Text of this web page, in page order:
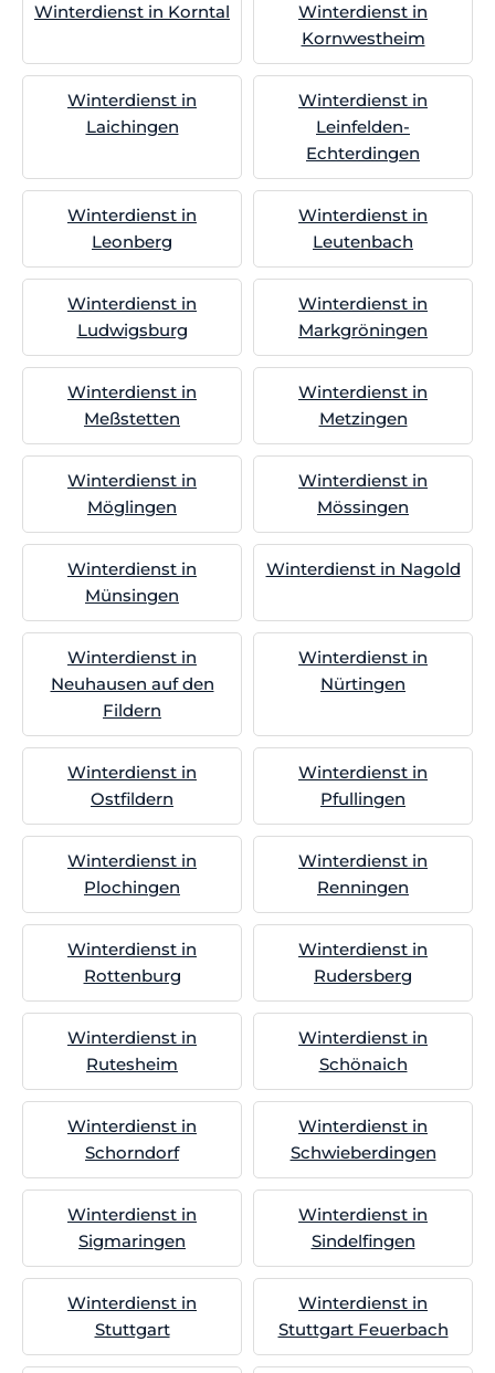
Winterdienst in Korntal
Winterdienst in
Kornwestheim
Winterdienst in
Laichingen
Winterdienst in
Leinfelden-
Echterdingen
Winterdienst in
Leonberg
Winterdienst in
Leutenbach
Winterdienst in
Ludwigsburg
Winterdienst in
Markgröningen
Winterdienst in
Meßstetten
Winterdienst in
Metzingen
Winterdienst in
Möglingen
Winterdienst in
Mössingen
Winterdienst in
Münsingen
Winterdienst in Nagold
Winterdienst in
Neuhausen auf den
Fildern
Winterdienst in
Nürtingen
Winterdienst in
Ostfildern
Winterdienst in
Pfullingen
Winterdienst in
Plochingen
Winterdienst in
Renningen
Winterdienst in
Rottenburg
Winterdienst in
Rudersberg
Winterdienst in
Rutesheim
Winterdienst in
Schönaich
Winterdienst in
Schorndorf
Winterdienst in
Schwieberdingen
Winterdienst in
Sigmaringen
Winterdienst in
Sindelfingen
Winterdienst in
Stuttgart
Winterdienst in
Stuttgart Feuerbach